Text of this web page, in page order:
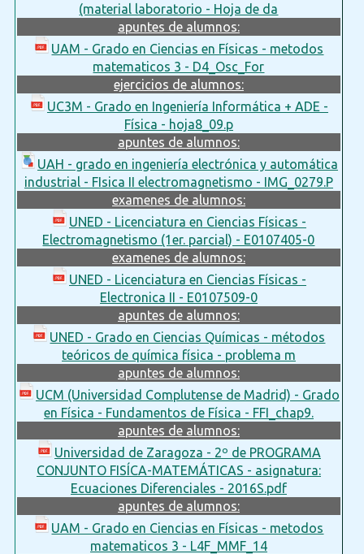
(material laboratorio - Hoja de da
apuntes de alumnos:
UAM - Grado en Ciencias en Físicas - metodos
matematicos 3 - D4_Osc_For
ejercicios de alumnos:
UC3M - Grado en Ingeniería Informática + ADE -
Física - hoja8_09.p
apuntes de alumnos:
UAH - grado en ingeniería electrónica y automática
industrial - FIsica II electromagnetismo - IMG_0279.P
examenes de alumnos:
UNED - Licenciatura en Ciencias Físicas -
Electromagnetismo (1er. parcial) - E0107405-0
examenes de alumnos:
UNED - Licenciatura en Ciencias Físicas -
Electronica II - E0107509-0
apuntes de alumnos:
UNED - Grado en Ciencias Químicas - métodos
teóricos de química física - problema m
apuntes de alumnos:
UCM (Universidad Complutense de Madrid) - Grado
en Física - Fundamentos de Física - FFI_chap9.
apuntes de alumnos:
Universidad de Zaragoza - 2º de PROGRAMA
CONJUNTO FISÍCA-MATEMÁTICAS - asignatura:
Ecuaciones Diferenciales - 2016S.pdf
apuntes de alumnos:
UAM - Grado en Ciencias en Físicas - metodos
matematicos 3 - L4F_MMF_14